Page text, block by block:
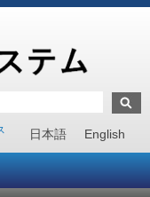
日本語 English